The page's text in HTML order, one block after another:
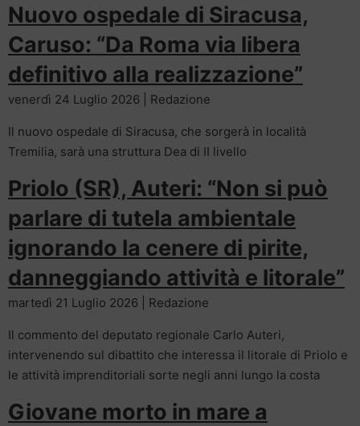
Nuovo ospedale di Siracusa,
Caruso: “Da Roma via libera
definitivo alla realizzazione”
venerdì 24 Luglio 2026 | Redazione
Il nuovo ospedale di Siracusa, che sorgerà in località
Tremilia, sarà una struttura Dea di II livello
Priolo (SR), Auteri: “Non si può
parlare di tutela ambientale
ignorando la cenere di pirite,
danneggiando attività e litorale”
martedì 21 Luglio 2026 | Redazione
Il commento del deputato regionale Carlo Auteri,
intervenendo sul dibattito che interessa il litorale di Priolo e
le attività imprenditoriali sorte negli anni lungo la costa
Giovane morto in mare a